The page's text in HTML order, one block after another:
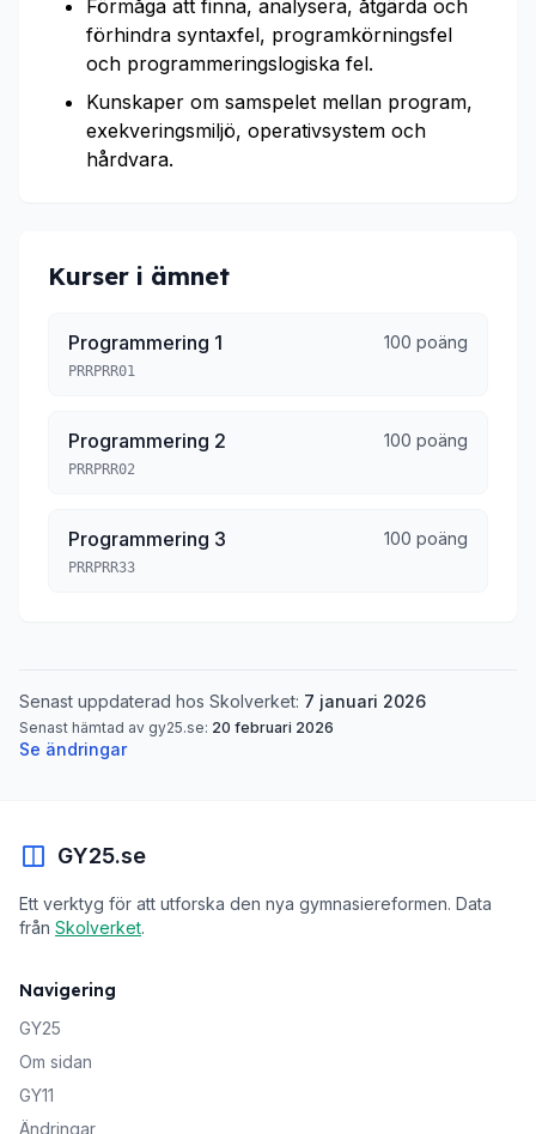
Förmåga att finna, analysera, åtgärda och
förhindra syntaxfel, programkörningsfel
och programmeringslogiska fel.
Kunskaper om samspelet mellan program,
exekveringsmiljö, operativsystem och
hårdvara.
Kurser i ämnet
Programmering 1 100 poäng
PRRPRR01
Programmering 2 100 poäng
PRRPRR02
Programmering 3 100 poäng
PRRPRR33
Senast uppdaterad hos Skolverket: 7 januari 2026
Senast hämtad av gy25.se: 20 februari 2026
Se ändringar
GY25.se
Ett verktyg för att utforska den nya gymnasiereformen. Data
från Skolverket.
Navigering
GY25
Om sidan
GY11
Ändringar